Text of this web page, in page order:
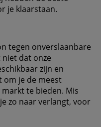
je klaarstaan.
tegen onverslaanbare
niet dat onze
zijn en
je de meest
te bieden. Mis
zo naar verlangt, voor